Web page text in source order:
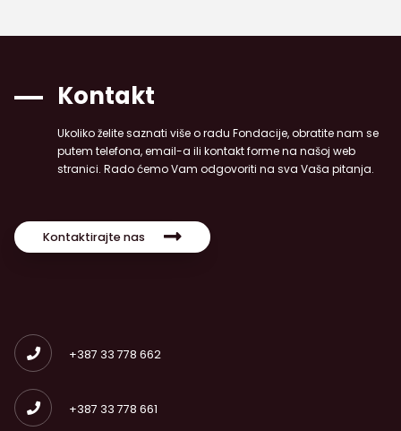
Kontakt
Ukoliko želite saznati više o radu Fondacije, obratite nam se
putem telefona, email-a ili kontakt forme na našoj web
stranici. Rado ćemo Vam odgovoriti na sva Vaša pitanja.
Kontaktirajte nas
+387 33 778 662
+387 33 778 661